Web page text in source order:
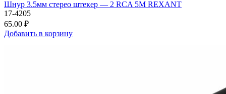
Шнур 3.5мм стерео штекер — 2 RCA 5М REXANT
17-4205
65.00 ₽
Добавить в корзину